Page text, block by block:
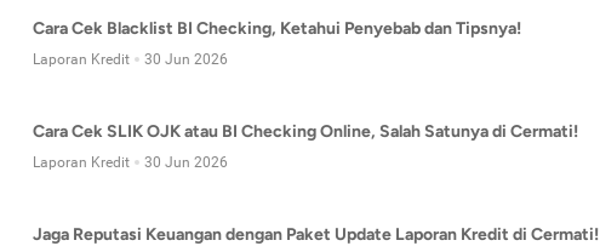
Cara Cek Blacklist BI Checking, Ketahui Penyebab dan Tipsnya!
Laporan Kredit 30 Jun 2026
Cara Cek SLIK OJK atau BI Checking Online, Salah Satunya di Cermati!
Laporan Kredit 30 Jun 2026
Jaga Reputasi Keuangan dengan Paket Update Laporan Kredit di Cermati!